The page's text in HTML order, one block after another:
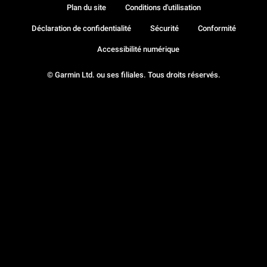
© Garmin Ltd. ou ses filiales. Tous droits réservés.
Plan du site Conditions d'utilisation
Déclaration de confidentialité Sécurité Conformité
Accessibilité numérique